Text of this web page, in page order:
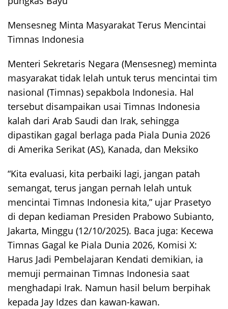
Mensesneg Minta Masyarakat Terus Mencintai
Timnas Indonesia
Menteri Sekretaris Negara (Mensesneg) meminta
masyarakat tidak lelah untuk terus mencintai tim
nasional (Timnas) sepakbola Indonesia. Hal
tersebut disampaikan usai Timnas Indonesia
kalah dari Arab Saudi dan Irak, sehingga
dipastikan gagal berlaga pada Piala Dunia 2026
di Amerika Serikat (AS), Kanada, dan Meksiko
“Kita evaluasi, kita perbaiki lagi, jangan patah
semangat, terus jangan pernah lelah untuk
mencintai Timnas Indonesia kita,” ujar Prasetyo
di depan kediaman Presiden Prabowo Subianto,
Jakarta, Minggu (12/10/2025). Baca juga: Kecewa
Timnas Gagal ke Piala Dunia 2026, Komisi X:
Harus Jadi Pembelajaran Kendati demikian, ia
memuji permainan Timnas Indonesia saat
menghadapi Irak. Namun hasil belum berpihak
kepada Jay Idzes dan kawan-kawan.